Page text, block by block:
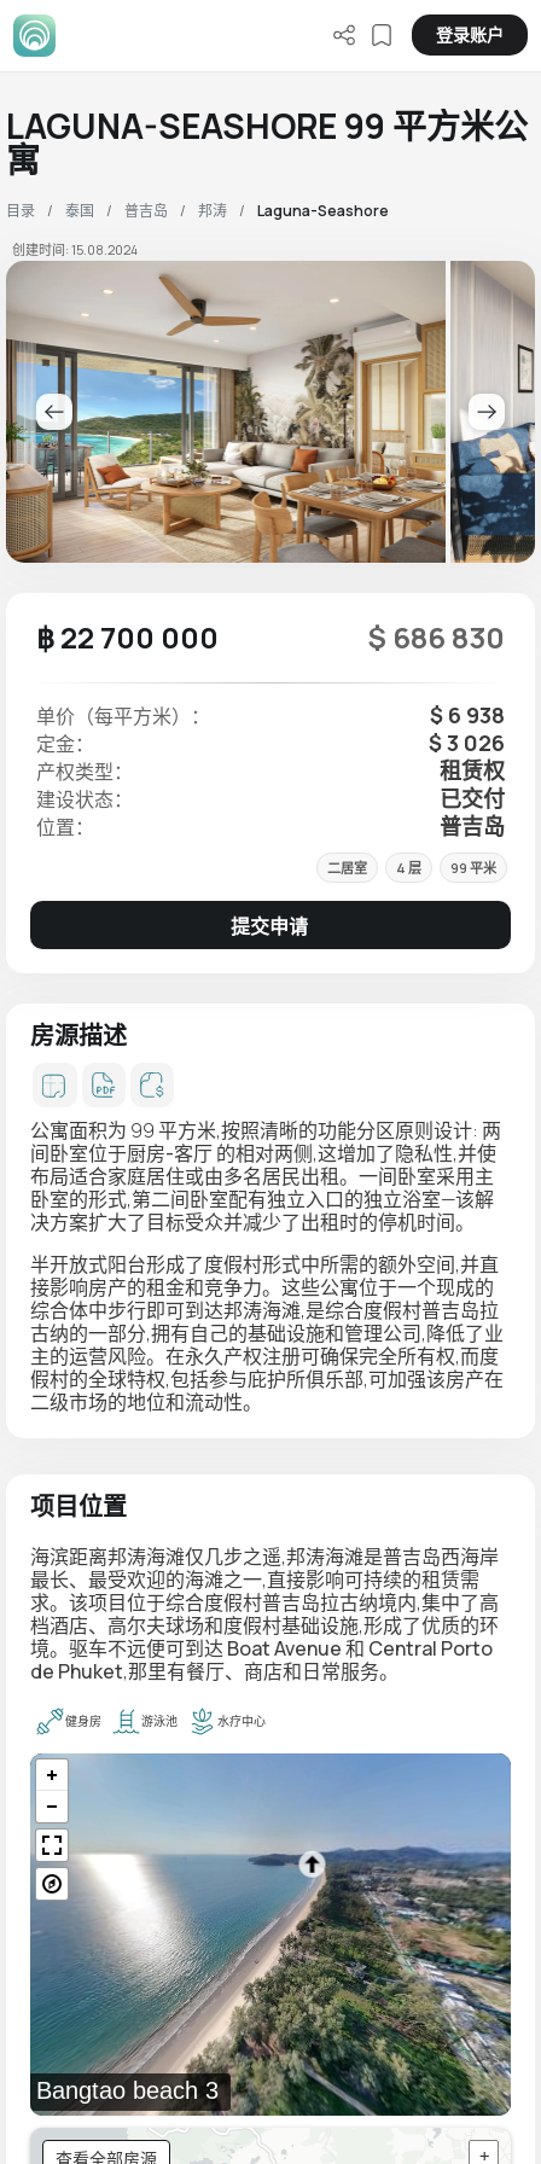
登录账户
LAGUNA-SEASHORE 99 平方米公
寓
目录 泰国 普吉岛 邦涛 Laguna-Seashore
创建时间: 15.08.2024
฿ 22 700 000 $ 686 830
单价（每平方米）： $ 6 938
定金： $ 3 026
产权类型： 租赁权
建设状态： 已交付
位置： 普吉岛
二居室 4 层 99 平米
提交申请
房源描述
公寓面积为 99 平方米,按照清晰的功能分区原则设计: 两
间卧室位于厨房-客厅的相对两侧,这增加了隐私性,并使
布局适合家庭居住或由多名居民出租。一间卧室采用主
卧室的形式,第二间卧室配有独立入口的独立浴室—该解
决方案扩大了目标受众并减少了出租时的停机时间。
半开放式阳台形成了度假村形式中所需的额外空间,并直
接影响房产的租金和竞争力。这些公寓位于一个现成的
综合体中步行即可到达邦涛海滩,是综合度假村普吉岛拉
古纳的一部分,拥有自己的基础设施和管理公司,降低了业
主的运营风险。在永久产权注册可确保完全所有权,而度
假村的全球特权,包括参与庇护所俱乐部,可加强该房产在
二级市场的地位和流动性。
项目位置
海滨距离邦涛海滩仅几步之遥,邦涛海滩是普吉岛西海岸
最长、最受欢迎的海滩之一,直接影响可持续的租赁需
求。该项目位于综合度假村普吉岛拉古纳境内,集中了高
档酒店、高尔夫球场和度假村基础设施,形成了优质的环
境。驱车不远便可到达 Boat Avenue和 Central Porto
de Phuket,那里有餐厅、商店和日常服务。
健身房 游泳池 水疗中心
Bangtao beach 3
查看全部房源 +